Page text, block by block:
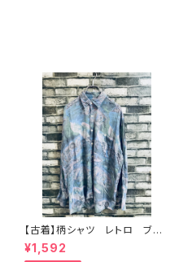
【古着】柄シャツ レトロ ブル
ー系 アート
¥1,592